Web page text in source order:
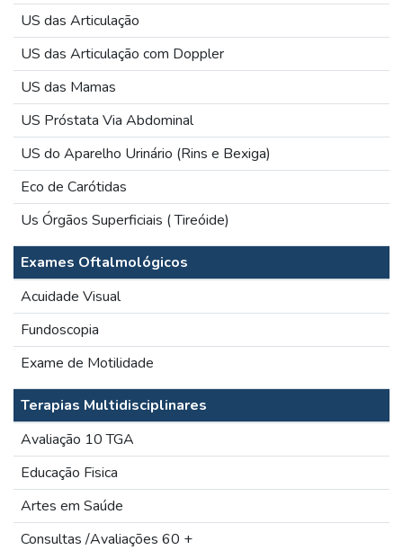
US das Articulação
US das Articulação com Doppler
US das Mamas
US Próstata Via Abdominal
US do Aparelho Urinário (Rins e Bexiga)
Eco de Carótidas
Us Órgãos Superficiais ( Tireóide)
Exames Oftalmológicos
Acuidade Visual
Fundoscopia
Exame de Motilidade
Terapias Multidisciplinares
Avaliação 10 TGA
Educação Fisica
Artes em Saúde
Consultas /Avaliações 60 +